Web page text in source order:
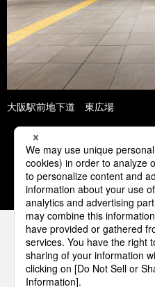
大阪駅前地下道 東広場
1 2 3
パナソニックの電